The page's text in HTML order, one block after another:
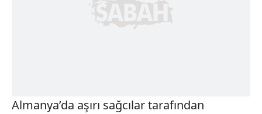
Almanya’da aşırı sağcılar tarafından